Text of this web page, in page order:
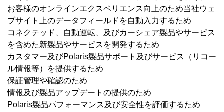
お客様のオンラインエクスペリエンス向上のため当社ウェ
ブサイト上のデータフィールドを自動入力するため
コネクテッド、自動運転、及びカーシェア製品やサービス
を含めた新製品やサービスを開発するため
カスタマー及びPolaris製品サポート及びサービス（リコー
ル情報等）を提供するため
保証管理や確認のため
情報及び製品アップデートの提供のため
Polaris製品パフォーマンス及び安全性を評価するため